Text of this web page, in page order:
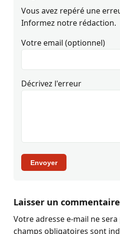
Vous avez repéré une
Informez notre rédaction.
Votre email (optionnel)
Décrivez l'erreur
Envoyer
Laisser un commentaire
Votre adresse e-mail ne sera
champs obligatoires sont